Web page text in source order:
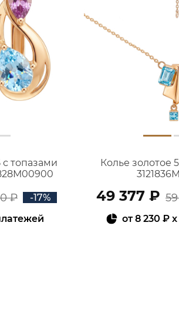
с топазами
₽
-17%
Колье золотое
49 377 ₽
от8 230 ₽x